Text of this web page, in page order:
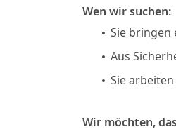
Wen wir suchen:
Sie bringen
Aus
Sie
Wir möchten,